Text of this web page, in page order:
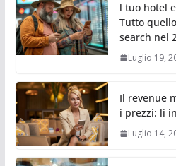
l tuo hotel
Tutto
search nel
Luglio 19,
Il revenue
i prezzi: li
Luglio 14,